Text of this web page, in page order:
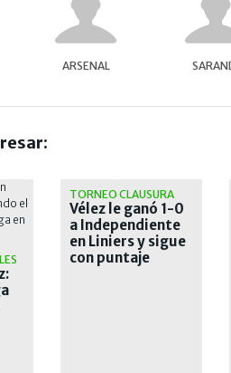
ARSENAL
TORNEO CLAUSURA
Vélez le ganó 1-0
a Independiente
en Liniers y sigue
con puntaje